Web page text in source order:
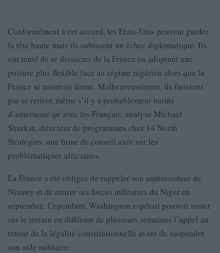
Conformément à cet accord, les Etats-Unis peuvent garder
la tête haute mais ils subissent un échec diplomatique. Ils
ont tenté de se dissocier de la France en adoptant une
posture plus flexible face au régime nigérien alors que la
France se montrait ferme. Malheureusement, ils finissent
par se retirer, même s’il y a probablement moins
d’amertume qu’avec les Français, analyse Michael
Shurkin, directeur de programmes chez 14 North
Strategies, une firme de conseil axée sur les
problématiques africaines.
La France a été obligée de rappeler son ambassadeur de
Niamey et de retirer ses forces militaires du Niger en
septembre. Cependant, Washington espérait pouvoir rester
sur le terrain en différant de plusieurs semaines l’appel au
retour de la légalité constitutionnelle avant de suspendre
son aide militaire.